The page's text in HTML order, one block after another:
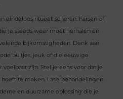
eindeloos ritueel: scheren, harsen of
je steeds weer moet herhalen en
bijkomstigheden. Denk aan
bultjes, jeuk of die eeuwige
zijn. Stel je eens voor dat je
te maken. Laserbehandelingen
en duurzame oplossing die je